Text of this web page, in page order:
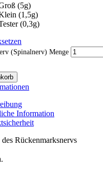
(5g)
(1,5g)
(0,3g)
(Spinalnerv) Menge
Information
Rückenmarksnervs